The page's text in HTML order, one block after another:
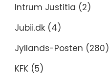
Intrum Justitia (2)
Jubii.dk (4)
Jyllands-Posten (280)
KFK (5)